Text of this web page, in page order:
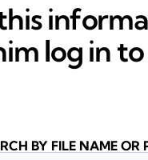
log in
BY FILE NAME OR